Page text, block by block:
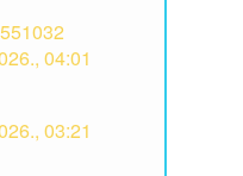
04:01
03:21